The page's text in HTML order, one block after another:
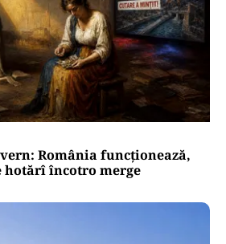
România funcționează,
hotărî încotro merge